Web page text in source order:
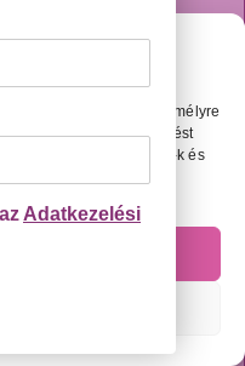
amelyekkel személyre
testreszabott hirdetést
engedélyezd a cookie-k és
Adatkezelési